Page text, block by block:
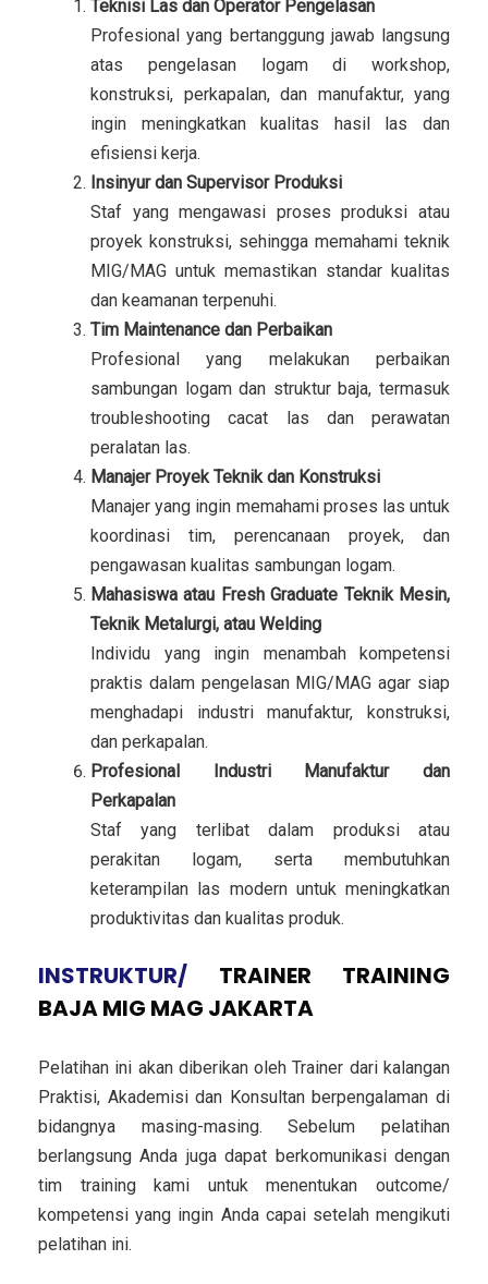
Teknisi Las dan Operator Pengelasan
Profesional yang bertanggung jawab langsung
atas pengelasan logam di workshop,
konstruksi, perkapalan, dan manufaktur, yang
ingin meningkatkan kualitas hasil las dan
efisiensi kerja.
Insinyur dan Supervisor Produksi
Staf yang mengawasi proses produksi atau
proyek konstruksi, sehingga memahami teknik
MIG/MAG untuk memastikan standar kualitas
dan keamanan terpenuhi.
Tim Maintenance dan Perbaikan
Profesional yang melakukan perbaikan
sambungan logam dan struktur baja, termasuk
troubleshooting cacat las dan perawatan
peralatan las.
Manajer Proyek Teknik dan Konstruksi
Manajer yang ingin memahami proses las untuk
koordinasi tim, perencanaan proyek, dan
pengawasan kualitas sambungan logam.
Mahasiswa atau Fresh Graduate Teknik Mesin,
Teknik Metalurgi, atau Welding
Individu yang ingin menambah kompetensi
praktis dalam pengelasan MIG/MAG agar siap
menghadapi industri manufaktur, konstruksi,
dan perkapalan.
Profesional Industri Manufaktur dan
Perkapalan
Staf yang terlibat dalam produksi atau
perakitan logam, serta membutuhkan
keterampilan las modern untuk meningkatkan
produktivitas dan kualitas produk.
INSTRUKTUR/ TRAINER TRAINING
BAJA MIG MAG JAKARTA
Pelatihan ini akan diberikan oleh Trainer dari kalangan
Praktisi, Akademisi dan Konsultan berpengalaman di
bidangnya masing-masing. Sebelum pelatihan
berlangsung Anda juga dapat berkomunikasi dengan
tim training kami untuk menentukan outcome/
kompetensi yang ingin Anda capai setelah mengikuti
pelatihan ini.